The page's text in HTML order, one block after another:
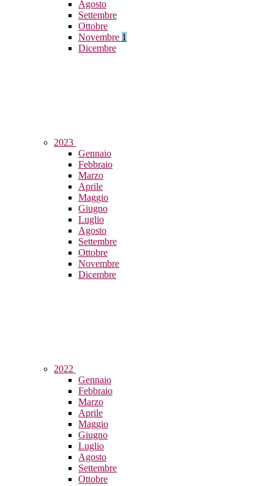
Agosto
Settembre
Ottobre
Novembre 1
Dicembre
2023
Gennaio
Febbraio
Marzo
Aprile
Maggio
Giugno
Luglio
Agosto
Settembre
Ottobre
Novembre
Dicembre
2022
Gennaio
Febbraio
Marzo
Aprile
Maggio
Giugno
Luglio
Agosto
Settembre
Ottobre